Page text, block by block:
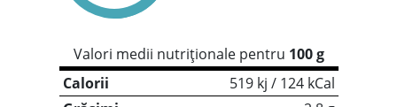
Valori medii nutriționale pentru 100 g
Calorii
519 kj / 124 kCal